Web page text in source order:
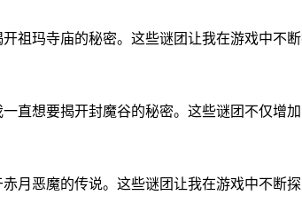
玛寺庙的秘密。这些谜团让我在游戏中不
直想要揭开封魔谷的秘密。这些谜团不仅增
恶魔的传说。这些谜团让我在游戏中不断